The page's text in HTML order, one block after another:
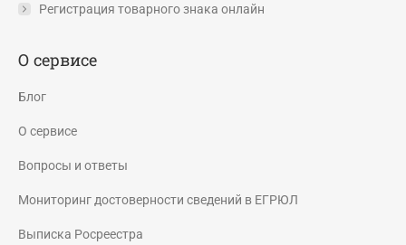
Регистрация товарного знака онлайн
О сервисе
Блог
О сервисе
Вопросы и ответы
Мониторинг достоверности сведений в ЕГРЮЛ
Выписка Росреестра